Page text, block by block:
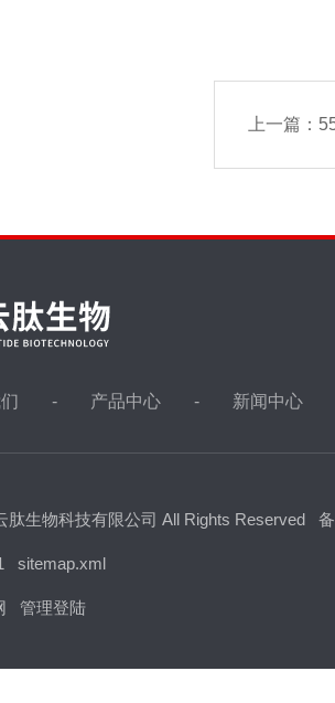
上一篇：
产品中心 新闻中心
肽生物科技有限公司 All Rights Reserved
sitemap.xml
管理登陆